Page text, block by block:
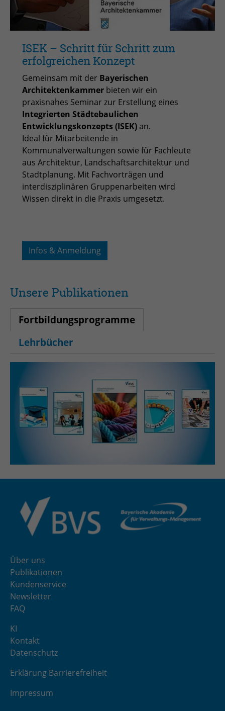
ISEK – Schritt für Schritt zum
erfolgreichen Konzept
Gemeinsam mit der Bayerischen
Architektenkammer bieten wir ein
praxisnahes Seminar zur Erstellung eines
Integrierten Städtebaulichen
Entwicklungskonzepts (ISEK)an.
Ideal für Mitarbeitende in
Kommunalverwaltungen sowie für Fachleute
aus Architektur, Landschaftsarchitektur und
Stadtplanung. Mit Fachvorträgen und
interdisziplinären Gruppenarbeiten wird
Wissen direkt in die Praxis umgesetzt.
Infos & Anmeldung
Unsere Publikationen
Fortbildungsprogramme
Lehrbücher
Über uns
Publikationen
Kundenservice
Newsletter
FAQ
KI
Kontakt
Datenschutz
Erklärung Barrierefreiheit
Impressum